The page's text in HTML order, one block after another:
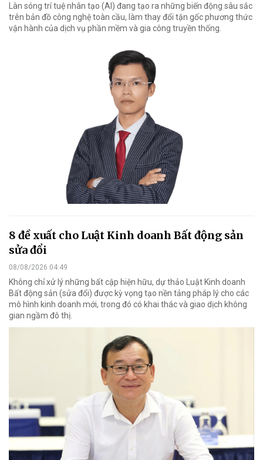
Làn sóng trí tuệ nhân tạo (AI) đang tạo ra những biến động sâu sắc
trên bản đồ công nghệ toàn cầu, làm thay đổi tận gốc phương thức
vận hành của dịch vụ phần mềm và gia công truyền thống.
8 đề xuất cho Luật Kinh doanh Bất động sản
sửa đổi
08/08/2026 04:49
Không chỉ xử lý những bất cập hiện hữu, dự thảo Luật Kinh doanh
Bất động sản (sửa đổi) được kỳ vọng tạo nền tảng pháp lý cho các
mô hình kinh doanh mới, trong đó có khai thác và giao dịch không
gian ngầm đô thị.